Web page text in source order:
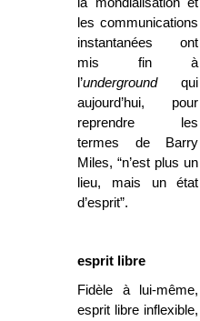
la mondialisation et
les communications
instantanées ont
mis fin à
l’undergroundqui
aujourd’hui, pour
reprendre les
termes de Barry
Miles, “n’est plus un
lieu, mais un état
d’esprit”.
esprit libre
Fidèle à lui-même,
esprit libre inflexible,